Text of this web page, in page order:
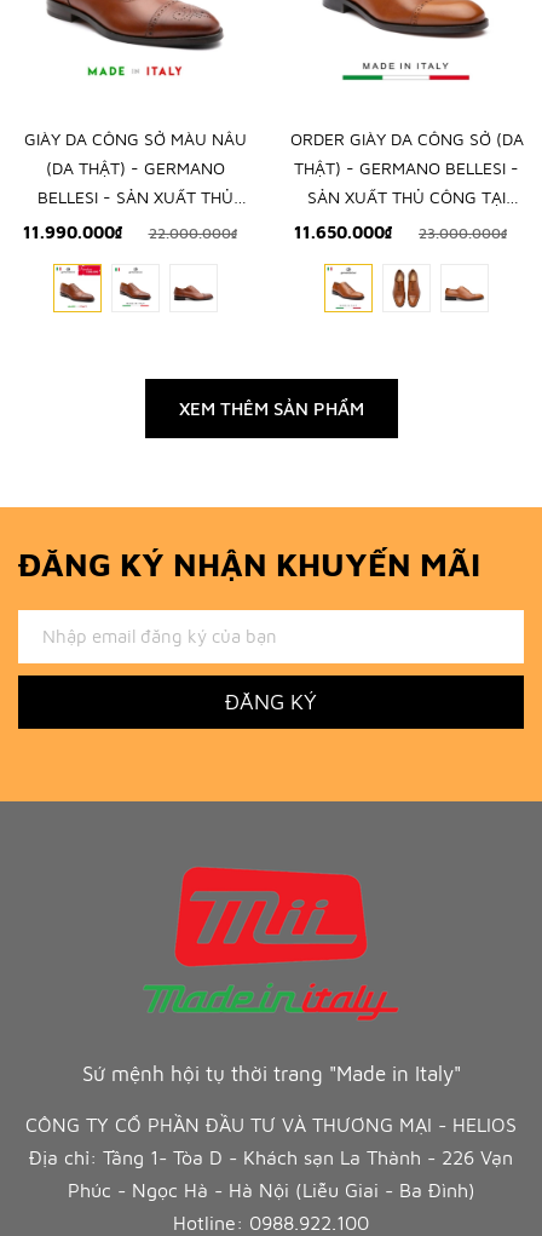
GIÀY DA CÔNG SỞ MÀU NÂU
(DA THẬT) - GERMANO
BELLESI - SẢN XUẤT THỦ
CÔNG TẠI ITALY
11.990.000₫ 22.000.000₫
ORDER GIÀY DA CÔNG SỞ (DA
THẬT) - GERMANO BELLESI -
SẢN XUẤT THỦ CÔNG TẠI
ITALY
11.650.000₫ 23.000.000₫
XEM THÊM SẢN PHẨM
ĐĂNG KÝ NHẬN KHUYẾN MÃI
ĐĂNG KÝ
Sứ mệnh hội tụ thời trang "Made in Italy"
CÔNG TY CỔ PHẦN ĐẦU TƯ VÀ THƯƠNG MẠI - HELIOS
Địa chỉ: Tầng 1- Tòa D - Khách sạn La Thành - 226 Vạn
Phúc - Ngọc Hà - Hà Nội (Liễu Giai - Ba Đình)
Hotline: 0988.922.100